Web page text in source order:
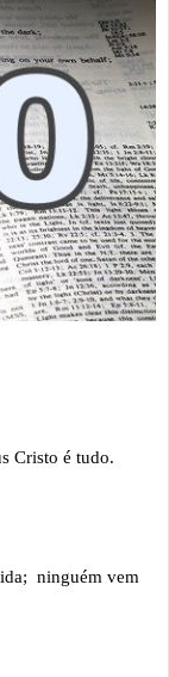
Cristo é tudo.
ninguém vem